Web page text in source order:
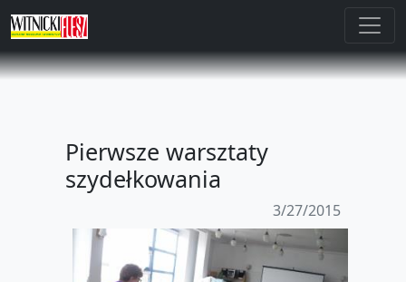
Pierwsze warsztaty
szydełkowania
3/27/2015